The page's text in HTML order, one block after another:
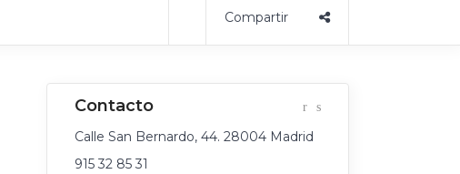
Calle San Bernardo, 44. 28004 Madrid
915 32 85 31